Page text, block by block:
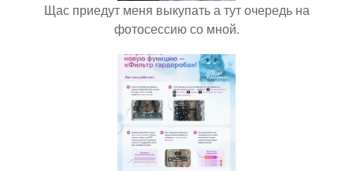
Щас приедут меня выкупать а тут очередь на
фотосессию со мной.